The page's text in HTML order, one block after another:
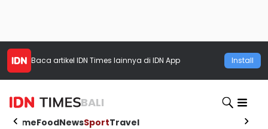
Baca artikel IDN Times lainnya di IDN App Install
BALI
HomeFoodNewsSportTravel